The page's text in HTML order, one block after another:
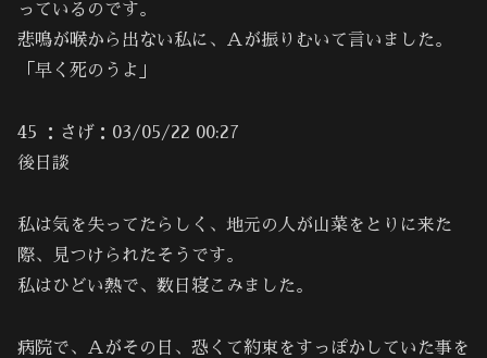
っているのです。
悲鳴が喉から出ない私に、Ａが振りむいて言いました。
「早く死のうよ」
45 ：さげ：03/05/22 00:27
後日談
私は気を失ってたらしく、地元の人が山菜をとりに来た
際、見つけられたそうです。
私はひどい熱で、数日寝こみました。
病院で、Ａがその日、恐くて約束をすっぽかしていた事を